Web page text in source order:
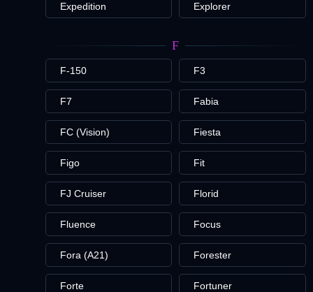
Expedition Explorer
F
F-150 F3
F7 Fabia
FC (Vision) Fiesta
Figo Fit
FJ Cruiser Florid
Fluence Focus
Fora (A21) Forester
Forte Fortuner